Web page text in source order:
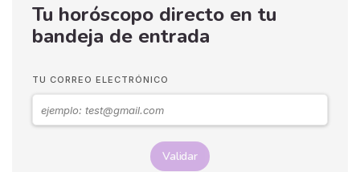
Tu horóscopo directo en tu
bandeja de entrada
TU CORREO ELECTRÓNICO
Validar